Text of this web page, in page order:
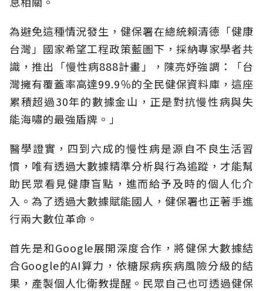
為避免這種情況發生，健保署在總統賴清德「健康
台灣」國家希望工程政策藍圖下，採納專家學者共
識，推出「慢性病888計畫」，陳亮妤強調：「台
灣擁有覆蓋率高達99.9％的全民健保資料庫，這座
累積超過30年的數據金山，正是對抗慢性病與失
能海嘯的最強盾牌。」
醫學證實，四到六成的慢性病是源自不良生活習
慣，唯有透過大數據精準分析與行為追蹤，才能幫
助民眾看見健康盲點，進而給予及時的個人化介
入。為了透過大數據賦能國人，健保署也正著手進
行兩大數位革命。
首先是和Google展開深度合作，將健保大數據結
合Google的AI算力，依糖尿病疾病風險分級的結
果，產製個人化衛教提醒。民眾自己也可透過健保